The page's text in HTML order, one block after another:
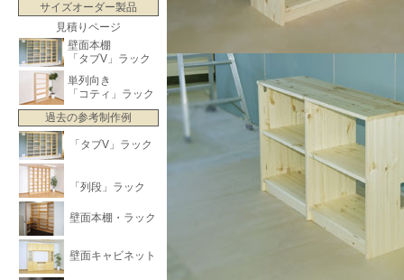
サイズオーダー製品
見積りページ
壁面本棚
「タブV」ラック
単列向き
「コティ」ラック
過去の参考制作例
「タブV」ラック
「列段」ラック
壁面本棚・ラック
壁面キャビネット